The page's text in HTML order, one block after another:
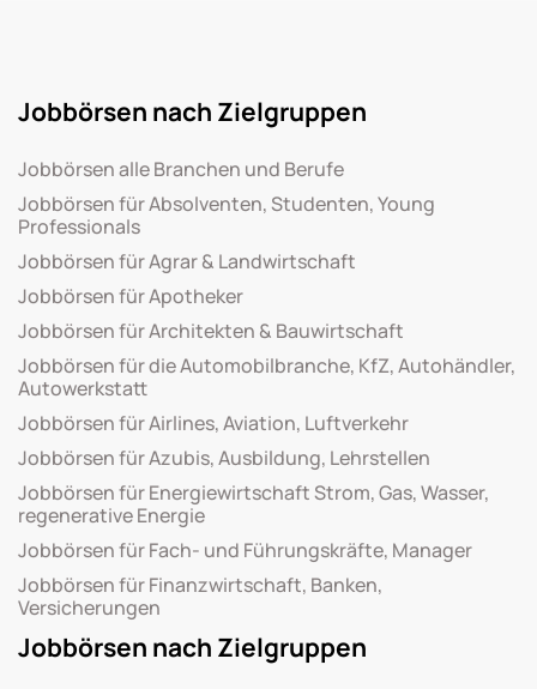
Jobbörsen nach Zielgruppen
Jobbörsen alle Branchen und Berufe
Jobbörsen für Absolventen, Studenten, Young
Professionals
Jobbörsen für Agrar & Landwirtschaft
Jobbörsen für Apotheker
Jobbörsen für Architekten & Bauwirtschaft
Jobbörsen für die Automobilbranche, KfZ, Autohändler,
Autowerkstatt
Jobbörsen für Airlines, Aviation, Luftverkehr
Jobbörsen für Azubis, Ausbildung, Lehrstellen
Jobbörsen für Energiewirtschaft Strom, Gas, Wasser,
regenerative Energie
Jobbörsen für Fach- und Führungskräfte, Manager
Jobbörsen für Finanzwirtschaft, Banken,
Versicherungen
Jobbörsen nach Zielgruppen